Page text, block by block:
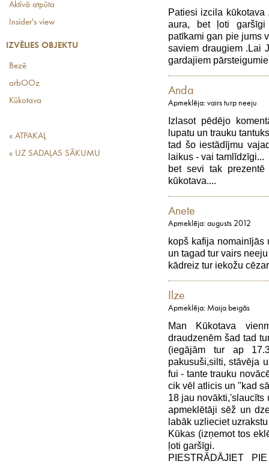
Aktīvā atpūta
Insider's view
IZVĒLIES OBJEKTU
Bezē
arbOOz
Kūkotava
« ATPAKAĻ
« UZ SADAĻAS SĀKUMU
Patiesi izcila
aura, bet ļoti garšīgi
patīkami gan pie jums
saviem draugiem .Lai
gardajiem
Anda
Apmeklēja: vairs turp neeju
Izlasot pēdējo
lupatu un trauku
tad šo iestādījmu
laikus - vai tamlīdzīgi...
bet sevi tak
kūkotava....
Anete
Apmeklēja: augusts 2012
kopš kafija nomainījās
un tagad tur vairs neeju
kādreiz tur iekožu
Ilze
Apmeklēja: Maija beigās
Man Kūkotava
draudzenēm šad tad
(iegājām tur ap
pakusuši,silti, stāvēja
fui - tante trauku
cik vēl atlicis un "kad
18 jau novākti,'slaucīts
apmeklētāji sēž un
labāk uzlieciet
Kūkas (izņemot tos
ļoti garšīgi.
PIESTRĀDĀJIET